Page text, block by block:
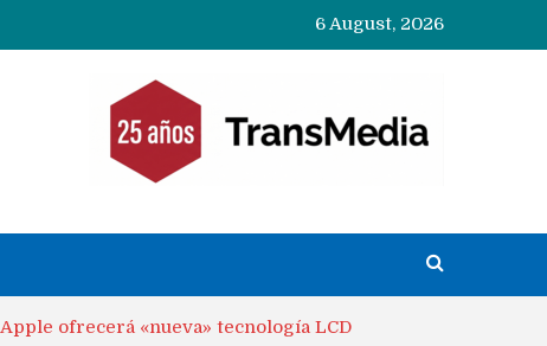
6 August, 2026
ofrecerá «nueva» tecnología LCD